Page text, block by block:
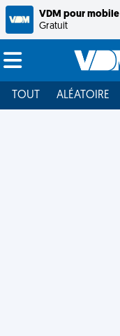
VDM pour mobile
Gratuit
TOUT ALÉATOIRE